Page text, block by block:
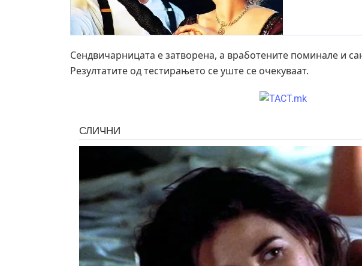
Сендвичарницата е затворена, а вработените поминале и
Резултатите од тестирањето се уште се очекуваат.